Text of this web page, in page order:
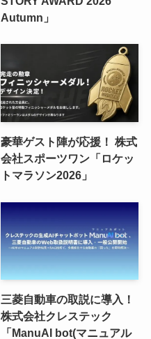
Autumn」
豪華ゲスト陣が応援！ 株式
会社スポーツワン「ロケッ
トマラソン2026」
三菱自動車の取説に導入！
株式会社クレステック
「ManuAI bot(マニュアル